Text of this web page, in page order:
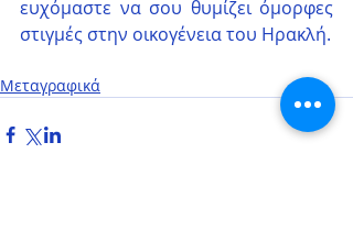
ευχόμαστε να σου θυμίζει όμορφες
στιγμές στην οικογένεια του Ηρακλή.
Μεταγραφικά